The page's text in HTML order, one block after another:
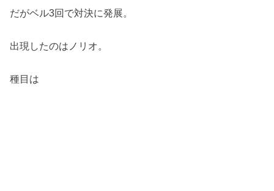
だがベル3回で対決に発展。
出現したのはノリオ。
種目は